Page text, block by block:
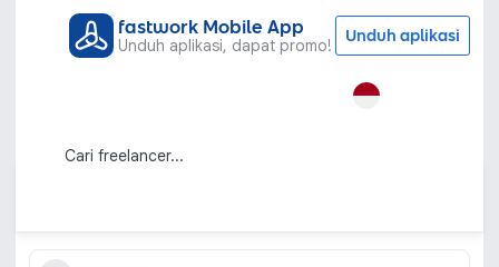
fastwork Mobile App
Unduh aplikasi, dapat promo! Unduh aplikasi
UI & UX Design
Mobile App & Desktop Aplikasi